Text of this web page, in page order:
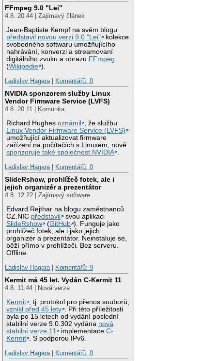
FFmpeg 9.0 "Lei"
4.8. 20:44 | Zajímavý článek
Jean-Baptiste Kempf na svém blogu
představil novou verzi 9.0 "Lei"
kolekce
svobodného softwaru umožňujícího
nahrávání, konverzi a streamovaní
digitálního zvuku a obrazu FFmpeg
(Wikipedie ).
Ladislav Hagara
Komentářů: 0
NVIDIA sponzorem služby Linux
Vendor Firmware Service (LVFS)
4.8. 20:11 | Komunita
Richard Hughesoznámil
, že službu
Linux Vendor Firmware Service (LVFS)
umožňující aktualizovat firmware
zařízení na počítačích s Linuxem, nově
sponzoruje také společnost NVIDIA .
Ladislav Hagara | Komentářů: 0
SlideRshow, prohlížeč fotek, ale i
jejich organizér a prezentátor
4.8. 12:22 | Zajímavý software
Edvard Rejthar na blogu zaměstnanců
CZ.NIC představil
svou aplikaci
SlideRshow
(GitHub ). Funguje jako
prohlížeč fotek, ale i jako jejich
organizér a prezentátor. Neinstaluje se,
běží přímo v prohlížeči. Bez serveru.
Offline.
Ladislav Hagara | Komentářů: 9
Kermit má 45 let. Vydán C-Kermit 11
4.8. 11:44 | Nová verze
Kermit , tj. protokol pro přenos souborů,
vznikl před 45 lety . Při této příležitosti
byla po 15 letech od vydání poslední
stabilní verze 9.0.302 vydána nová
stabilní verze 11
implementaceC-
Kermit . S podporou IPv6.
Ladislav Hagara | Komentářů: 0